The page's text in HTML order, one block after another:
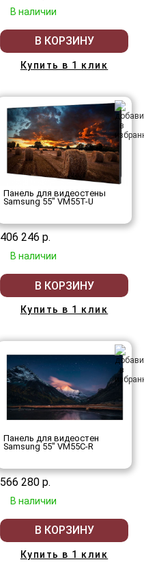
В наличии
В КОРЗИНУ
Купить в 1 клик
Панель для видеостены
Samsung 55" VM55T-U
406 246 р.
В наличии
В КОРЗИНУ
Купить в 1 клик
Панель для видеостен
Samsung 55" VM55C-R
566 280 р.
В наличии
В КОРЗИНУ
Купить в 1 клик